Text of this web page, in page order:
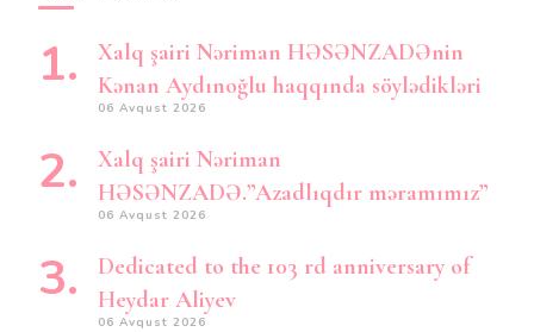
Xalq şairi Nəriman HƏSƏNZADƏnin
Kənan Aydınoğlu haqqında söylədikləri
06 Avqust 2026
Xalq şairi Nəriman
HƏSƏNZADƏ.”Azadlıqdır məramımız”
06 Avqust 2026
Dedicated to the 103 rd anniversary of
Heydar Aliyev
06 Avqust 2026